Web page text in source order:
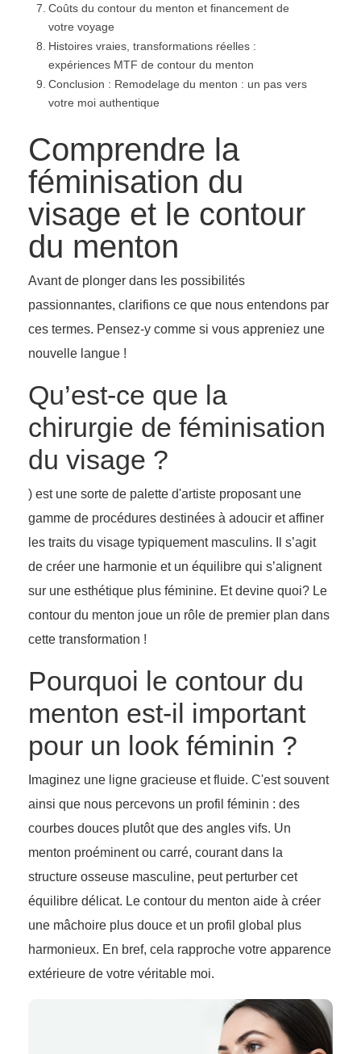
Coûts du contour du menton et financement de
votre voyage
Histoires vraies, transformations réelles :
expériences MTF de contour du menton
Conclusion : Remodelage du menton : un pas vers
votre moi authentique
Comprendre la
féminisation du
visage et le contour
du menton
Avant de plonger dans les possibilités
passionnantes, clarifions ce que nous entendons par
ces termes. Pensez-y comme si vous appreniez une
nouvelle langue !
Qu’est-ce que la
chirurgie de féminisation
du visage ?
) est une sorte de palette d'artiste proposant une
gamme de procédures destinées à adoucir et affiner
les traits du visage typiquement masculins. Il s’agit
de créer une harmonie et un équilibre qui s’alignent
sur une esthétique plus féminine. Et devine quoi? Le
contour du menton joue un rôle de premier plan dans
cette transformation !
Pourquoi le contour du
menton est-il important
pour un look féminin ?
Imaginez une ligne gracieuse et fluide. C'est souvent
ainsi que nous percevons un profil féminin : des
courbes douces plutôt que des angles vifs. Un
menton proéminent ou carré, courant dans la
structure osseuse masculine, peut perturber cet
équilibre délicat. Le contour du menton aide à créer
une mâchoire plus douce et un profil global plus
harmonieux. En bref, cela rapproche votre apparence
extérieure de votre véritable moi.